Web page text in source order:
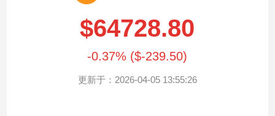
$64728.80
-0.37% ($-239.50)
更新于：2026-04-05 13:55:26